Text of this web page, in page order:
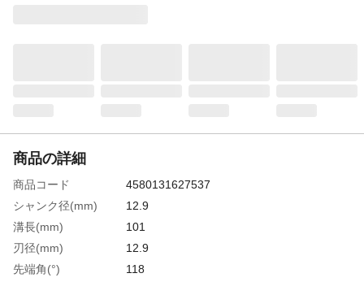
商品の詳細
商品コード
4580131627537
シャンク径(mm)
12.9
溝長(mm)
101
刃径(mm)
12.9
先端角(°)
118